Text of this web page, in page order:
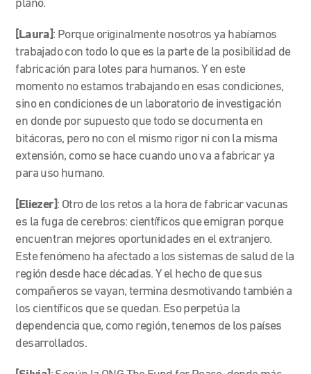
plano.
[Laura]: Porque originalmente nosotros ya habíamos
trabajado con todo lo que es la parte de la posibilidad de
fabricación para lotes para humanos. Y en este
momento no estamos trabajando en esas condiciones,
sino en condiciones de un laboratorio de investigación
en donde por supuesto que todo se documenta en
bitácoras, pero no con el mismo rigor ni con la misma
extensión, como se hace cuando uno va a fabricar ya
para uso humano.
[Eliezer]: Otro de los retos a la hora de fabricar vacunas
es la fuga de cerebros: científicos que emigran porque
encuentran mejores oportunidades en el extranjero.
Este fenómeno ha afectado a los sistemas de salud de la
región desde hace décadas. Y el hecho de que sus
compañeros se vayan, termina desmotivando también a
los científicos que se quedan. Eso perpetúa la
dependencia que, como región, tenemos de los países
desarrollados.